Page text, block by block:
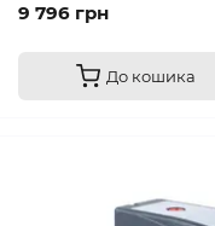
9 796 грн
До кошика